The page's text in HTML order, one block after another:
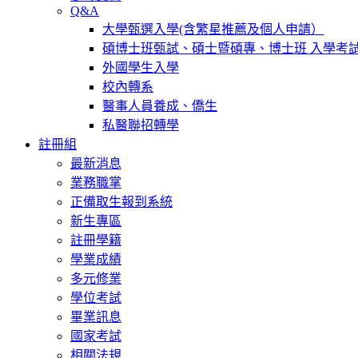
Q&A
大學甄選入學(含繁星推薦及個人申請）
碩博士班甄試、碩士暨碩專、博士班 入學考
外國學生入學
校內轉系
醫事人員養成、僑生
私醫聯招轉學
註冊組
最新消息
業務職掌
正備取生報到系統
新生專區
註冊學籍
學業成績
多元修業
學位考試
畢業訊息
國家考試
相關法規